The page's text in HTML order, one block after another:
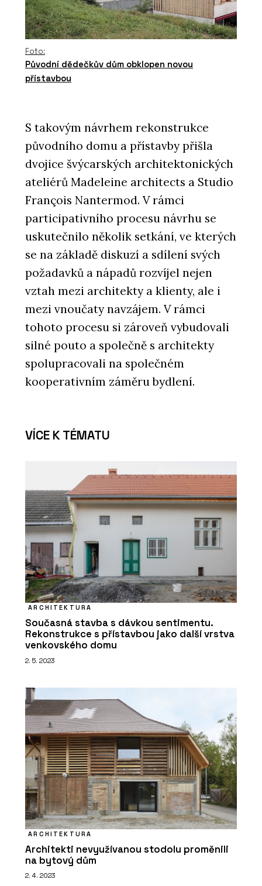
Foto:
Původní dědečkův dům obklopen novou
přístavbou
S takovým návrhem rekonstrukce
původního domu a přístavby přišla
dvojice švýcarských architektonických
ateliérů Madeleine architects a Studio
François Nantermod. V rámci
participativního procesu návrhu se
uskutečnilo několik setkání, ve kterých
se na základě diskuzí a sdílení svých
požadavků a nápadů rozvíjel nejen
vztah mezi architekty a klienty, ale i
mezi vnoučaty navzájem. V rámci
tohoto procesu si zároveň vybudovali
silné pouto a společně s architekty
spolupracovali na společném
kooperativním záměru bydlení.
VÍCE K TÉMATU
ARCHITEKTURA
Současná stavba s dávkou sentimentu.
Rekonstrukce s přístavbou jako další vrstva
venkovského domu
2. 5. 2023
ARCHITEKTURA
Architekti nevyužívanou stodolu proměnili
na bytový dům
2. 4. 2023